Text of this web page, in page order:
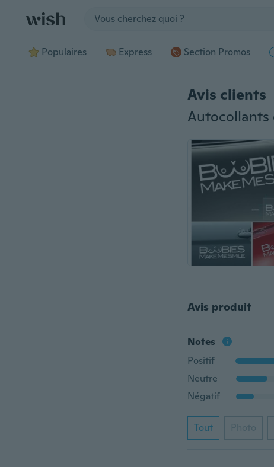
Populaires Express Section Promos
Avis clients
Avis produit
Notes
Positif
Neutre
Négatif
Tout Photo